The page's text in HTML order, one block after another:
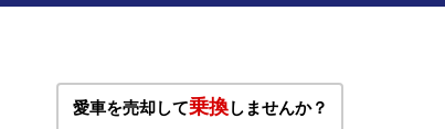
愛車を売却して乗換しませんか？